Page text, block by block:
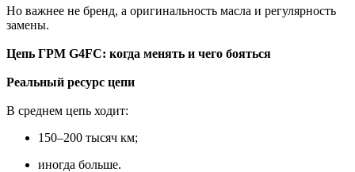
Но важнее не бренд, а оригинальность масла и регулярность
замены.
Цепь ГРМ G4FC: когда менять и чего бояться
Реальный ресурс цепи
В среднем цепь ходит:
150–200 тысяч км;
иногда больше.